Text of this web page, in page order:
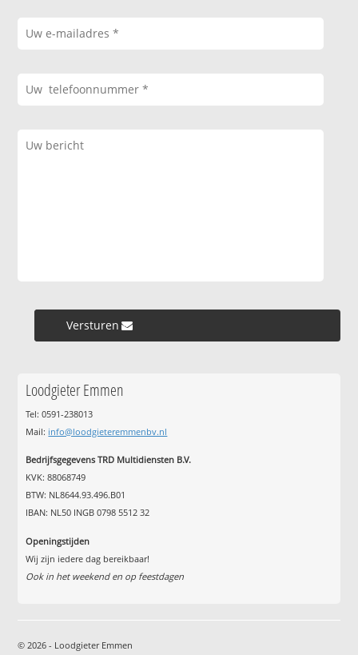
Versturen »
Loodgieter Emmen
Tel: 0591-238013
Mail: info@loodgieteremmenbv.nl
Bedrijfsgegevens TRD Multidiensten B.V.
KVK: 88068749
BTW: NL8644.93.496.B01
IBAN: NL50 INGB 0798 5512 32
Openingstijden
Wij zijn iedere dag bereikbaar!
Ook in het weekend en op feestdagen
© 2026 - Loodgieter Emmen